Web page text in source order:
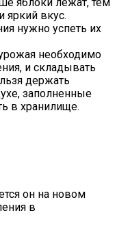
яркий вкус.
нужно успеть их
необходимо
и складывать
держать
заполненные
в хранилище.
он на новом
в